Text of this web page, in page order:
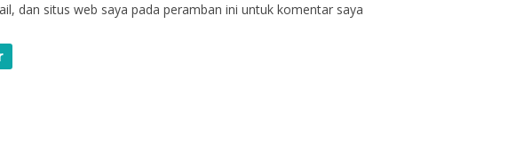
dan situs web saya pada peramban ini untuk komentar saya